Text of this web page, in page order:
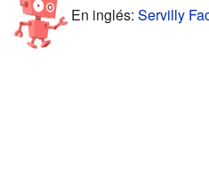
En inglés: Servilly